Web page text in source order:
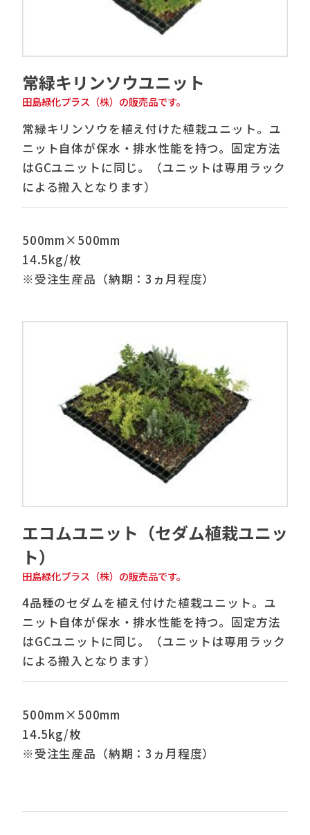
常緑キリンソウユニット
田島緑化プラス（株）の販売品です。
常緑キリンソウを植え付けた植栽ユニット。ユ
ニット自体が保水・排水性能を持つ。固定方法
はGCユニットに同じ。（ユニットは専用ラック
による搬入となります）
500mm×500mm
14.5kg/枚
※受注生産品（納期：3ヵ月程度）
エコムユニット（セダム植栽ユニッ
ト）
田島緑化プラス（株）の販売品です。
4品種のセダムを植え付けた植栽ユニット。ユ
ニット自体が保水・排水性能を持つ。固定方法
はGCユニットに同じ。（ユニットは専用ラック
による搬入となります）
500mm×500mm
14.5kg/枚
※受注生産品（納期：3ヵ月程度）